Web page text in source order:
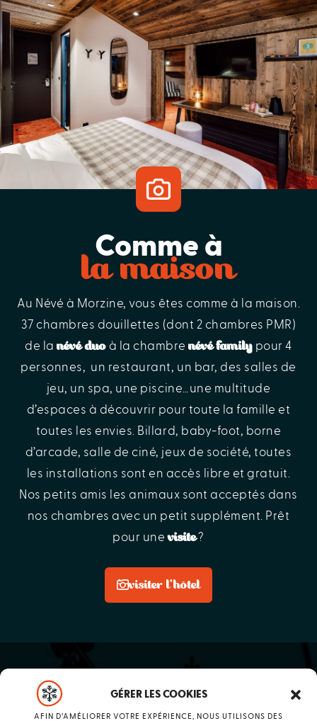
GÉRER LES COOKIES
AFIN D’AMÉLIORER VOTRE EXPÉRIENCE, NOUS UTILISONS DES
visiter
Comme à
la maison
Au Névé à Morzine, vous êtes comme à la maison.
37 chambres douillettes (dont 2 chambres PMR)
de lanévé duo à la chambrenévé family pour 4
personnes, un restaurant, un bar, des salles de
jeu, un spa, une piscine…une multitude
d’espaces à découvrir pour toute la famille et
toutes les envies. Billard, baby-foot, borne
d’arcade, salle de ciné, jeux de société, toutes
les installations sont en accès libre et gratuit.
Nos petits amis les animaux sont acceptés dans
nos chambres avec un petit supplément. Prêt
pour unevisite?
visiter l'hôtel